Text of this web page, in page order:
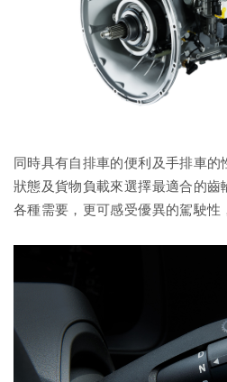
同時具有自排車的便利及手排車的
狀態及貨物負載來選擇最適合的齒
各種需要，更可感受優異的駕駛性